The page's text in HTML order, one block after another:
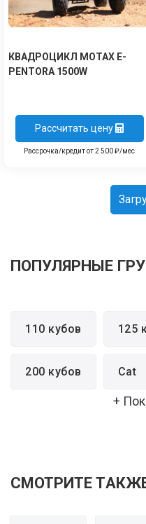
КВАДРОЦИКЛ MOTAX E-
PENTORA 1500W
Рассчитать цену
Рассрочка/кредит от 2 500 ₽/мес
ПОПУЛЯРНЫЕ
110 кубов 125
200 кубов Cat
+
СМОТРИТЕ